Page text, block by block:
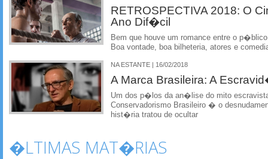
RETROSPECTIVA 2018: O
Ano Dif�cil
Bem que houve um romance entre o
Boa vontade, boa bilheteria, atores e
NA ESTANTE | 16/02/2018
A Marca Brasileira: A
Um dos p�los da an�lise do mito
Conservadorismo Brasileiro � o
hist�ria tratou de ocultar
�LTIMAS MAT�RIAS